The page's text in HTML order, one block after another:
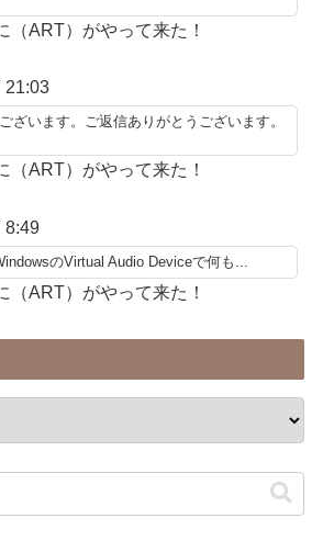
（ART）がやって来た！
21:03
ざいます。ご返信ありがとうございます。
（ART）がやって来た！
8:49
のVirtual Audio Deviceで何も...
（ART）がやって来た！